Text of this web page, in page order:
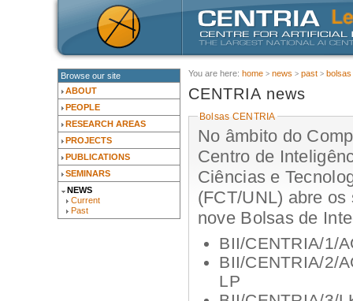
Browse our site
ABOUT
PEOPLE
RESEARCH AREAS
PROJECTS
PUBLICATIONS
SEMINARS
NEWS
Current
Past
You are here: home news past
CENTRIA news
Bolsas CENTRIA
No âmbito do
Centro de
Ciências e
(FCT/UNL) abre
nove Bolsas de
BII/CENTRIA/1/
BII/CENTRIA/2/
LP